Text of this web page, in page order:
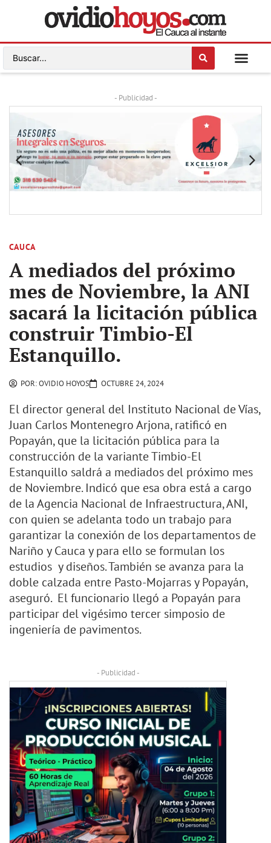
- Publicidad -
CAUCA
A mediados del próximo
mes de Noviembre, la ANI
sacará la licitación pública
construir Timbio-El
Estanquillo.
POR:OVIDIO HOYOS OCTUBRE 24, 2024
El director general del Instituto Nacional de Vías,
Juan Carlos Montenegro Arjona, ratificó en
Popayán, que la licitación pública para la
construcción de la variante Timbio-El
Estanquillo saldrá a mediados del próximo mes
de Noviembre. Indicó que esa obra está a cargo
de la Agencia Nacional de Infraestructura, ANI,
con quien se adelanta todo un trabajo para
garantizar la conexión de los departamentos de
Nariño y Cauca y para ello se formulan los
estudios y diseños. También se avanza para la
doble calzada entre Pasto-Mojarras y Popayán,
aseguró. El funcionario llegó a Popayán para
participar del vigésimo tercer simposio de
ingeniería de pavimentos.
- Publicidad -